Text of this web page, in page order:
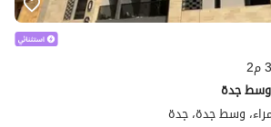
وسط جدة
وسط جدة، جدة